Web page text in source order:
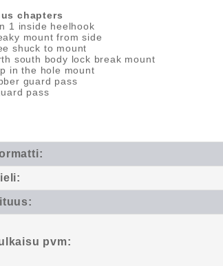
chapters
1 inside heelhook
mount from side
shuck to mount
south body lock break mount
in the hole mount
guard pass
pass
pvm: